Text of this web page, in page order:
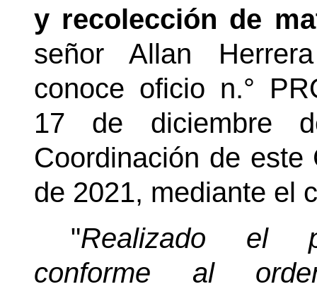
y recolección de
señor Allan
conoce oficio n.°
17 de diciembre
Coordinación de
de 2021, mediante el
"Realizado el
conforme al